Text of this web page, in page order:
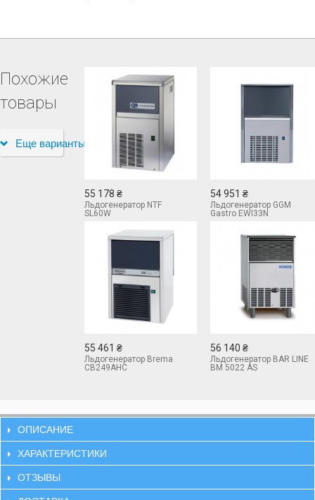
Похожие
товары
Еще варианты
55 178 ₴
Льдогенератор NTF
SL60W
54 951 ₴
Льдогенератор GGM
Gastro EWI33N
55 461 ₴
Льдогенератор Brema
CB249AHC
56 140 ₴
Льдогенератор BAR LINE
BM 5022 AS
ОПИСАНИЕ
ХАРАКТЕРИСТИКИ
ОТЗЫВЫ